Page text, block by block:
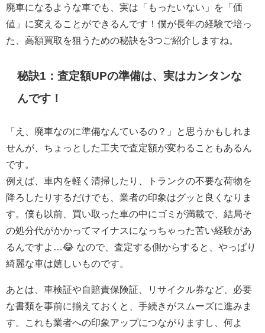
廃車になるような車でも、実は「もったいない」を「価
値」に変えることができるんです！僕が長年の経験で培っ
た、高額買取を狙うための秘訣を3つご紹介しますね。
秘訣1：査定額UPの準備は、実はカンタンな
んです！
「え、廃車なのに準備なんているの？」と思うかもしれま
せんが、ちょっとした工夫で査定額が変わることもあるん
です。
例えば、車内を軽く清掃したり、トランクの不要な荷物を
降ろしたりするだけでも、業者の印象はグッと良くなりま
す。僕も以前、買い取った車の中にゴミが満載で、結局そ
の処分代がかかってマイナスになっちゃった苦い経験があ
るんですよ…😂 なので、査定する側からすると、やっぱり
綺麗な車は嬉しいものです。
あとは、車検証や自賠責保険証、リサイクル券など、必要
な書類を事前に揃えておくと、手続きがスムーズに進みま
す。これも業者への印象アップにつながりますし、何よ